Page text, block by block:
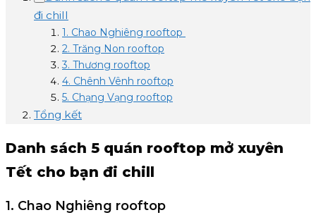
đi chill
1. Chao Nghiêng rooftop
2. Trăng Non rooftop
3. Thương rooftop
4. Chênh Vênh rooftop
5. Chạng Vạng rooftop
Tổng kết
Danh sách 5 quán rooftop mở xuyên
Tết cho bạn đi chill
1. Chao Nghiêng rooftop